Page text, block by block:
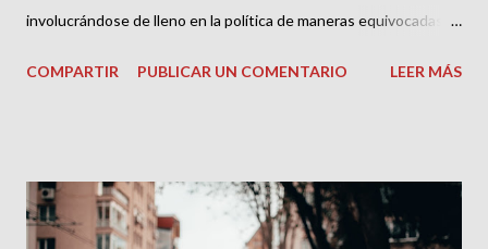
involucrándose de lleno en la política de maneras equivocadas,
como institución. La Biblia no aprueba ninguna de estas dos
equivocadamente que es una autorización para dividir la realidad
en un ámbito secular y otro religioso, sin relación entre sí y con
COMPARTIR PUBLICAR UN COMENTARIO LEER MÁS